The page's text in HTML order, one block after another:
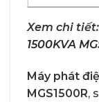
Xem chi tiết:
1500KVA
Máy phát
MGS1500R,